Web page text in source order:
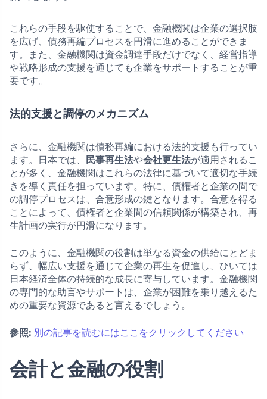
これらの手段を駆使することで、金融機関は企業の選択肢
を広げ、債務再編プロセスを円滑に進めることができま
す。また、金融機関は資金調達手段だけでなく、経営指導
や戦略形成の支援を通じても企業をサポートすることが重
要です。
法的支援と調停のメカニズム
さらに、金融機関は債務再編における法的支援も行ってい
ます。日本では、
民事再生法や会社更生法が適用されるこ
とが多く、金融機関はこれらの法律に基づいて適切な手続
きを導く責任を担っています。特に、債権者と企業の間で
の調停プロセスは、合意形成の鍵となります。合意を得る
ことによって、債権者と企業間の信頼関係が構築され、再
生計画の実行が円滑になります。
このように、金融機関の役割は単なる資金の供給にとどま
らず、幅広い支援を通じて企業の再生を促進し、ひいては
日本経済全体の持続的な成長に寄与しています。金融機関
の専門的な助言やサポートは、企業が困難を乗り越えるた
めの重要な資源であると言えるでしょう。
参照: 別の記事を読むにはここをクリックしてください
会計と金融の役割